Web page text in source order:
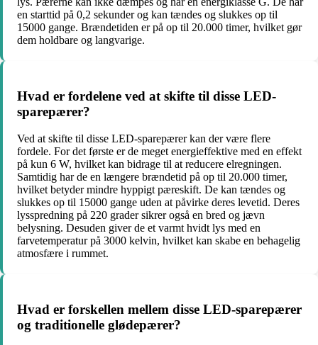
en starttid på 0,2 sekunder og kan tændes og slukkes op til
15000 gange. Brændetiden er på op til 20.000 timer, hvilket gør
dem holdbare og langvarige.
Hvad er fordelene ved at skifte til disse LED-
sparepærer?
Ved at skifte til disse LED-sparepærer kan der være flere
fordele. For det første er de meget energieffektive med en effekt
på kun 6 W, hvilket kan bidrage til at reducere elregningen.
Samtidig har de en længere brændetid på op til 20.000 timer,
hvilket betyder mindre hyppigt pæreskift. De kan tændes og
slukkes op til 15000 gange uden at påvirke deres levetid. Deres
lysspredning på 220 grader sikrer også en bred og jævn
belysning. Desuden giver de et varmt hvidt lys med en
farvetemperatur på 3000 kelvin, hvilket kan skabe en behagelig
atmosfære i rummet.
Hvad er forskellen mellem disse LED-sparepærer
og traditionelle glødepærer?